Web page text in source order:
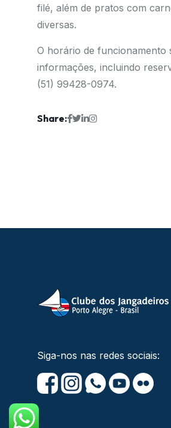
filé, além de pratos com
diversas.
O horário de funcionamento
informações, incluindo
(51) 99428-0974.
Share:
Siga-nos nas redes sociais: